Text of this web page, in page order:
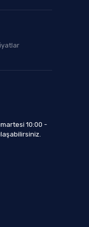
10:00 -